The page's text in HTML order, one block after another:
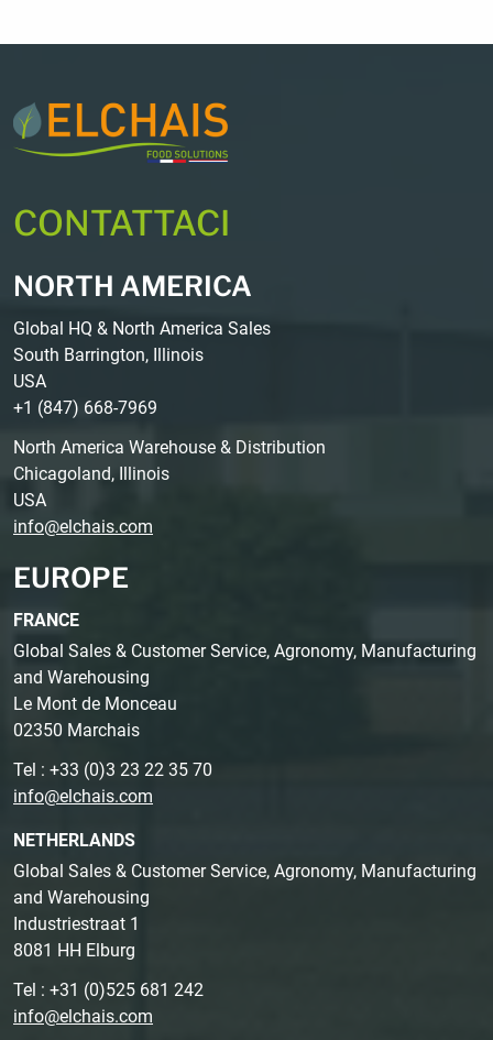
CONTATTACI
NORTH AMERICA
Global HQ & North America Sales
South Barrington, Illinois
USA
+1 (847) 668-7969
North America Warehouse & Distribution
Chicagoland, Illinois
USA
info@elchais.com
EUROPE
FRANCE
Global Sales & Customer Service, Agronomy, Manufacturing
and Warehousing
Le Mont de Monceau
02350 Marchais
Tel : +33 (0)3 23 22 35 70
info@elchais.com
NETHERLANDS
Global Sales & Customer Service, Agronomy, Manufacturing
and Warehousing
Industriestraat 1
8081 HH Elburg
Tel : +31 (0)525 681 242
info@elchais.com